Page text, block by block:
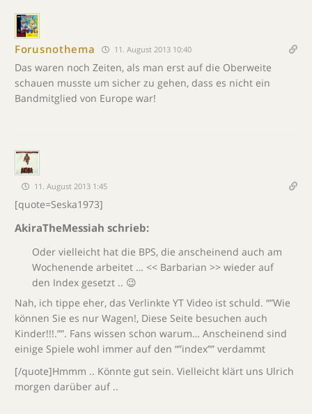
Forusnothema 11. August 2013 10:40
Das waren noch Zeiten, als man erst auf die Oberweite
schauen musste um sicher zu gehen, dass es nicht ein
Bandmitglied von Europe war!
11. August 2013 1:45
[quote=Seska1973]
AkiraTheMessiah schrieb:
Oder vielleicht hat die BPS, die anscheinend auch am
Wochenende arbeitet … << Barbarian >> wieder auf
den Index gesetzt .. 😉
Nah, ich tippe eher, das Verlinkte YT Video ist schuld. “”Wie
können Sie es nur Wagen!, Diese Seite besuchen auch
Kinder!!!.””. Fans wissen schon warum… Anscheinend sind
einige Spiele wohl immer auf den “”index”” verdammt
[/quote]Hmmm .. Könnte gut sein. Vielleicht klärt uns Ulrich
morgen darüber auf ..